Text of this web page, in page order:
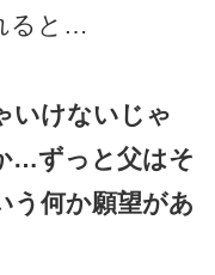
ると…
いけないじゃ
…ずっと父はそ
う何か願望があ